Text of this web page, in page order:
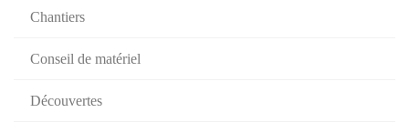
Chantiers
Conseil de matériel
Découvertes